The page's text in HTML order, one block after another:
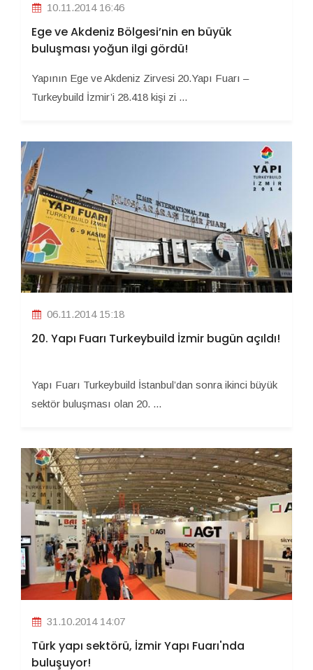
10.11.2014 16:46
Ege ve Akdeniz Bölgesi’nin en büyük
buluşması yoğun ilgi gördü!
Yapının Ege ve Akdeniz Zirvesi 20.Yapı Fuarı –
Turkeybuild İzmir’i 28.418 kişi zi ...
06.11.2014 15:18
20. Yapı Fuarı Turkeybuild İzmir bugün açıldı!
Yapı Fuarı Turkeybuild İstanbul’dan sonra ikinci büyük
sektör buluşması olan 20. ...
31.10.2014 14:07
Türk yapı sektörü, İzmir Yapı Fuarı'nda
buluşuyor!